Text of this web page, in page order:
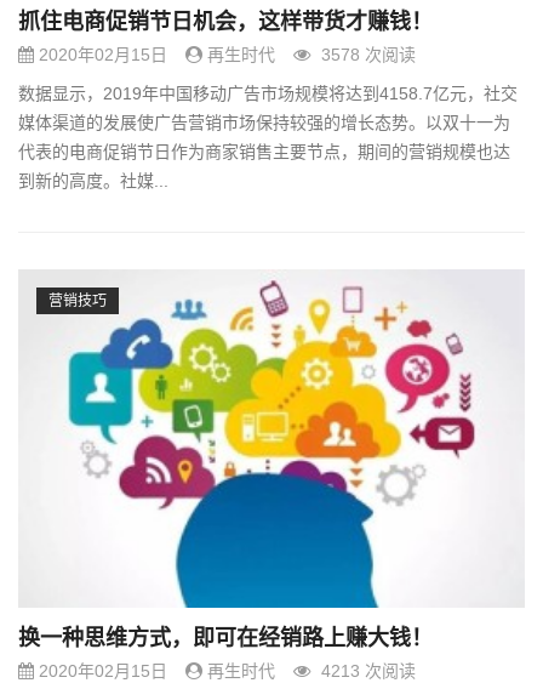
抓住电商促销节日机会，这样带货才赚钱！
2020年02月15日 再生时代
3578 次阅读
数据显示，2019年中国移动广告市场规模将达到4158.7亿元，社交
媒体渠道的发展使广告营销市场保持较强的增长态势。以双十一为
代表的电商促销节日作为商家销售主要节点，期间的营销规模也达
到新的高度。社媒...
营销技巧
换一种思维方式，即可在经销路上赚大钱！
2020年02月15日 再生时代 4213 次阅读